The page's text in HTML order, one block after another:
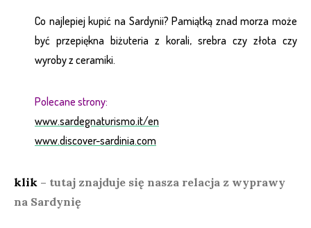
Co najlepiej kupić na Sardynii? Pamiątką znad morza może
być przepiękna biżuteria z korali, srebra czy złota czy
wyroby z ceramiki.
Polecane strony:
www.sardegnaturismo.it/en
www.discover-sardinia.com
klik – tutaj znajduje się nasza relacja z wyprawy
na Sardynię